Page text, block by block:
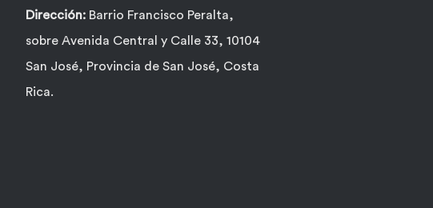
Dirección: Barrio Francisco Peralta,
sobre Avenida Central y Calle 33, 10104
San José, Provincia de San José, Costa
Rica.